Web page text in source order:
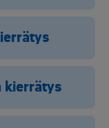
kierrätys